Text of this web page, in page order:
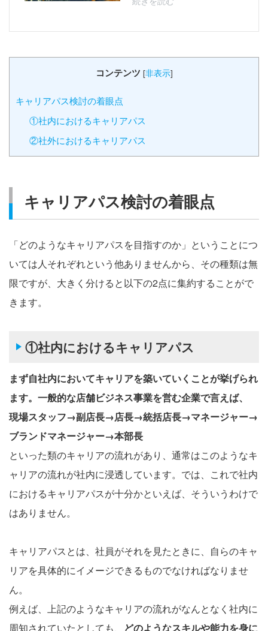
コンテンツ [非表示]
キャリアパス検討の着眼点
①社内におけるキャリアパス
②社外におけるキャリアパス
キャリアパス検討の着眼点
「どのようなキャリアパスを目指すのか」ということにつ
いては人それぞれという他ありませんから、その種類は無
限ですが、大きく分けると以下の2点に集約することがで
きます。
①社内におけるキャリアパス
まず自社内においてキャリアを築いていくことが挙げられ
ます。一般的な店舗ビジネス事業を営む企業で言えば、
現場スタッフ→副店長→店長→統括店長→マネージャー→
ブランドマネージャー→本部長
といった類のキャリアの流れがあり、通常はこのようなキ
ャリアの流れが社内に浸透しています。では、これで社内
におけるキャリアパスが十分かといえば、そういうわけで
はありません。
キャリアパスとは、社員がそれを見たときに、自らのキャ
リアを具体的にイメージできるものでなければなりませ
ん。
例えば、上記のようなキャリアの流れがなんとなく社内に
周知されていたとしても、 どのようなスキルや能力を身に